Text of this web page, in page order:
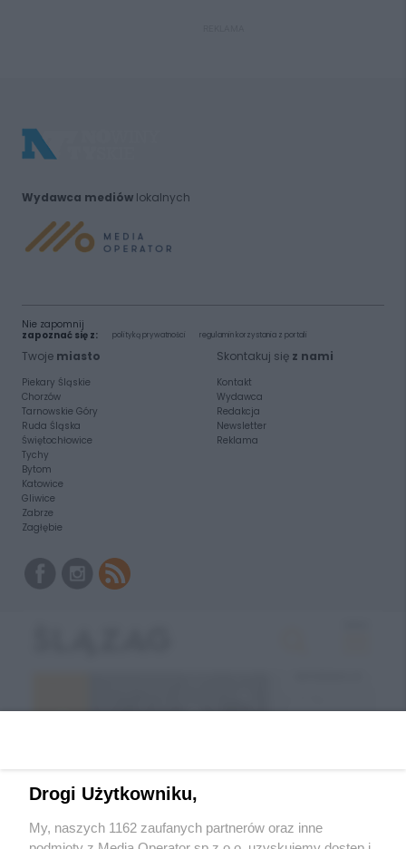
Wydawca mediówlokalnych
Nie zapomnij
zapoznać się z:
polityką prywatności regulamin korzystania z portali
Twoje miasto
Piekary Śląskie
Chorzów
Tarnowskie Góry
Ruda Śląska
Świętochłowice
Tychy
Bytom
Katowice
Gliwice
Zabrze
Zagłębie
Skontakuj się z nami
Kontakt
Wydawca
Redakcja
Newsletter
Reklama
Drogi Użytkowniku,
My, naszych 1162 zaufanych partnerów oraz inne